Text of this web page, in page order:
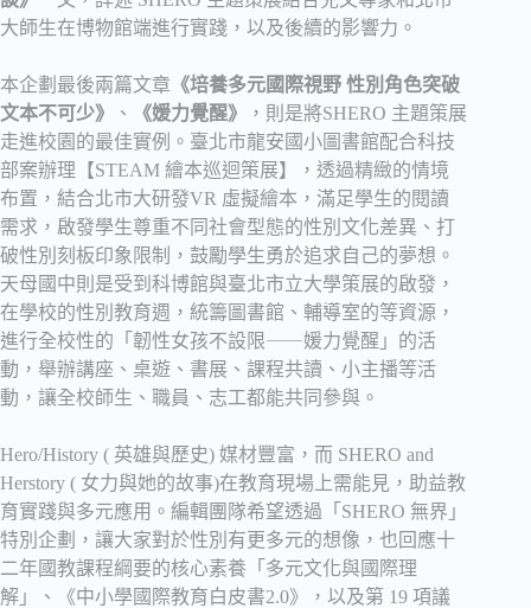
大師生在博物館端進行實踐，以及後續的影響力。
本企劃最後兩篇文章 《培養多元國際視野 性別角色突破
文本不可少》
、 《媛力覺醒》
，則是將SHERO 主題策展
走進校園的最佳實例。臺北市龍安國小圖書館配合科技
部案辦理【STEAM 繪本巡迴策展】，透過精緻的情境
布置，結合北市大研發VR 虛擬繪本，滿足學生的閱讀
需求，啟發學生尊重不同社會型態的性別文化差異、打
破性別刻板印象限制，鼓勵學生勇於追求自己的夢想。
天母國中則是受到科博館與臺北市立大學策展的啟發，
在學校的性別教育週，統籌圖書館、輔導室的等資源，
進行全校性的「韌性女孩不設限⸺媛力覺醒」的活
動，舉辦講座、桌遊、書展、課程共讀、小主播等活
動，讓全校師生、職員、志工都能共同參與。
Hero/History ( 英雄與歷史) 媒材豐富，而 SHERO and
Herstory ( 女力與她的故事)在教育現場上需能見，助益教
育實踐與多元應用。編輯團隊希望透過「SHERO 無界」
特別企劃，讓大家對於性別有更多元的想像，也回應十
二年國教課程綱要的核心素養「多元文化與國際理
解」、《中小學國際教育白皮書2.0》，以及第 19 項議